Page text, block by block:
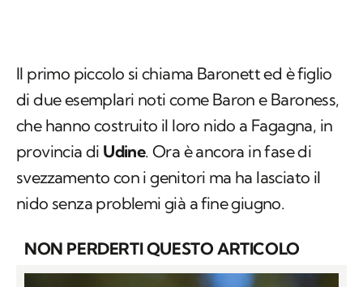
Il primo piccolo si chiama Baronett ed è figlio
di due esemplari noti come Baron e Baroness,
che hanno costruito il loro nido a Fagagna, in
provincia di Udine. Ora è ancora in fase di
svezzamento con i genitori ma ha lasciato il
nido senza problemi già a fine giugno.
NON PERDERTI QUESTO ARTICOLO